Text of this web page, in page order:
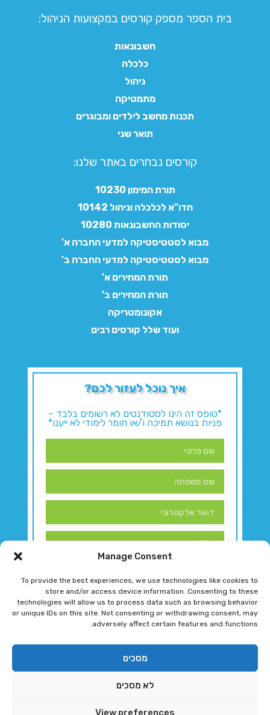
Manage Consent
To provide the best experiences, we use technologies like cookies to
store and/or access device information. Consenting to these
technologies will allow us to process data such as browsing behavior
or unique IDs on this site. Not consenting or withdrawing consent, may
adversely affect certain features and functions.
מסכים
לא מסכים
View preferences
בית הספר מספק קורסים במקצועות הניהול:
חשבונאות
כלכלה
ניהול
מתמטיקה
תכנות מחשב לילדים ומבוגרים
תואר שני
קורסים נבחרים באתר שלנו:​
תורת המימון 10230
חדו"א לכלכלה וניהול 10142
יסודות החשבונאות 10280
מבוא לסטטיסטיקה למדעי החברה א'
מבוא לסטטיסטיקה למדעי החברה ב'
תורת המחירים א'
תורת המחירים ב'
אקונומטריקה
ועוד שלל קורסים רבים
איך נוכל לעזור לכם?
*טופס זה הינו לסטודנטים לא רשומים בלבד –
פניות בנושא תמיכה ו/או חומר לימודי לא ייענו*